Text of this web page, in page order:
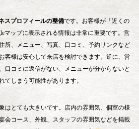
スプロフィールの整備です。お客様が「近くの
マップに表示される情報は非常に重要です。営
所、メニュー、写真、口コミ、予約リンクなど
客様は安心して来店を検討できます。逆に、営
口コミに返信がない、メニューが分からないと
てしまう可能性があります。
はとても大きいです。店内の雰囲気、個室の様
会コース、外観、スタッフの雰囲気などを掲載